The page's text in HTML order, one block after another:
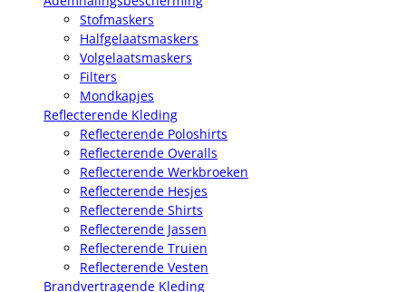
Stofmaskers
Halfgelaatsmaskers
Volgelaatsmaskers
Filters
Mondkapjes
Reflecterende Kleding
Reflecterende Poloshirts
Reflecterende Overalls
Reflecterende Werkbroeken
Reflecterende Hesjes
Reflecterende Shirts
Reflecterende Jassen
Reflecterende Truien
Reflecterende Vesten
Brandvertragende Kleding